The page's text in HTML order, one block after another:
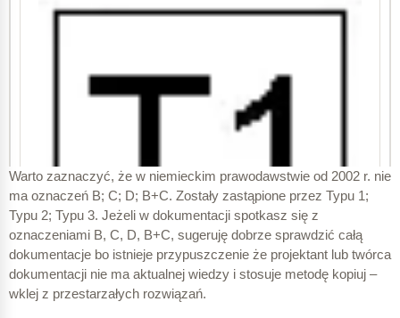
Warto zaznaczyć, że w niemieckim prawodawstwie od 2002 r. nie
ma oznaczeń B; C; D; B+C. Zostały zastąpione przez Typu 1;
Typu 2; Typu 3. Jeżeli w dokumentacji spotkasz się z
oznaczeniami B, C, D, B+C, sugeruję dobrze sprawdzić całą
dokumentacje bo istnieje przypuszczenie że projektant lub twórca
dokumentacji nie ma aktualnej wiedzy i stosuje metodę kopiuj –
wklej z przestarzałych rozwiązań.